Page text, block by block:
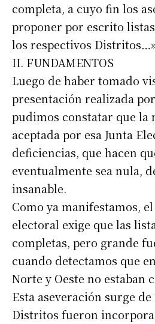
completa, a cuyo fin los
proponer por escrito
los respectivos
II. FUNDAMENTOS
Luego de haber tomado
presentación realizada
pudimos constatar que la
aceptada por esa Junta
deficiencias, que hacen
eventualmente sea nula,
insanable.
Como ya manifestamos,
electoral exige que las
completas, pero grande
cuando detectamos que
Norte y Oeste no estaban
Esta aseveración surge
Distritos fueron